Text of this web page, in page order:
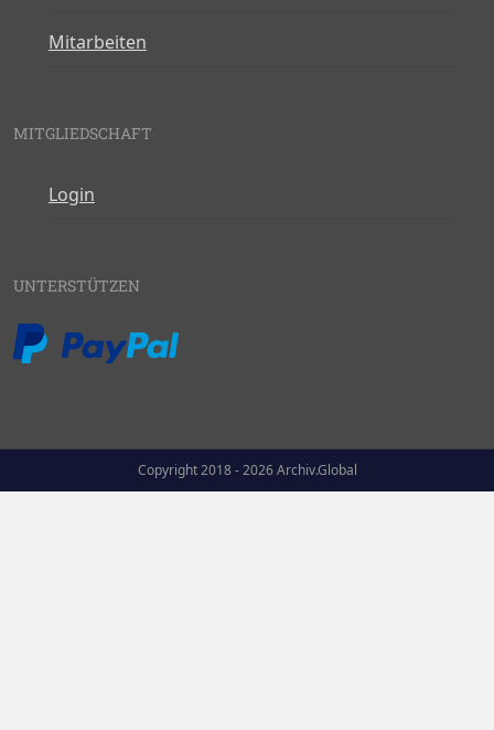
Mitarbeiten
MITGLIEDSCHAFT
Login
UNTERSTÜTZEN
Copyright 2018 - 2026 Archiv.Global